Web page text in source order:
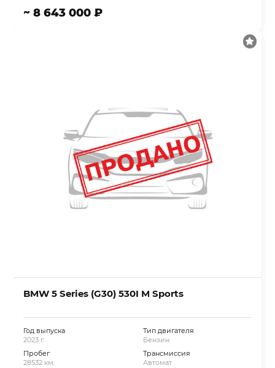
~ 8 643 000 ₽
BMW 5 Series (G30) 530I M Sports
Год выпуска
2023 г.
Пробег
28532 км.
Тип двигателя
Бензин
Трансмиссия
Автомат